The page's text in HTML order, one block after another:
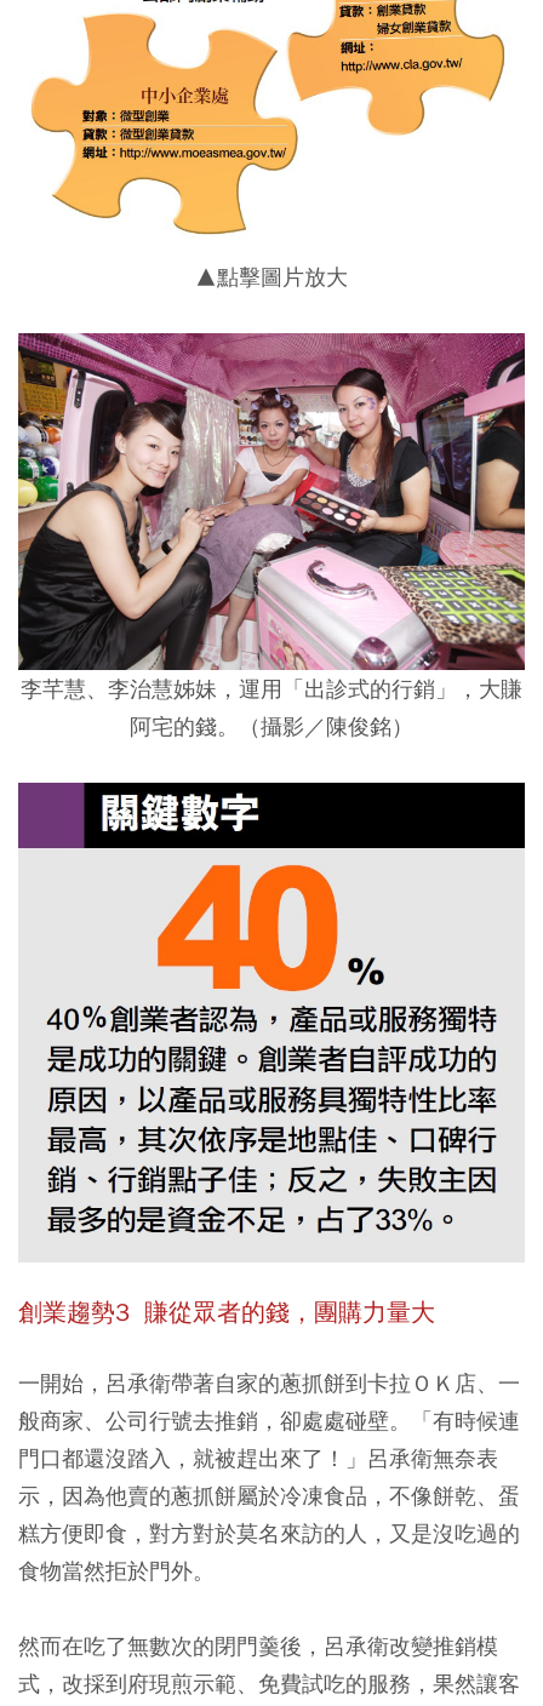
▲點擊圖片放大
李芊慧、李治慧姊妹，運用「出診式的行銷」，大賺
阿宅的錢。（攝影／陳俊銘）
創業趨勢3 賺從眾者的錢，團購力量大
一開始，呂承衛帶著自家的蔥抓餅到卡拉ＯＫ店、一
般商家、公司行號去推銷，卻處處碰壁。「有時候連
門口都還沒踏入，就被趕出來了！」呂承衛無奈表
示，因為他賣的蔥抓餅屬於冷凍食品，不像餅乾、蛋
糕方便即食，對方對於莫名來訪的人，又是沒吃過的
食物當然拒於門外。
然而在吃了無數次的閉門羹後，呂承衛改變推銷模
式，改採到府現煎示範、免費試吃的服務，果然讓客